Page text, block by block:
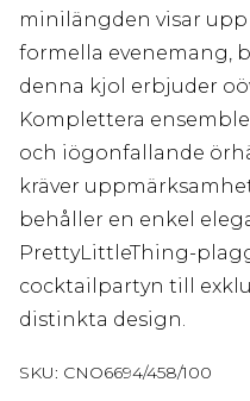
minilängden visar
formella evenemang,
denna kjol erbjuder
Komplettera
och iögonfallande
kräver
behåller en enkel
PrettyLittleThing-
cocktailpartyn till
distinkta design.
SKU: CNO6694/458/100